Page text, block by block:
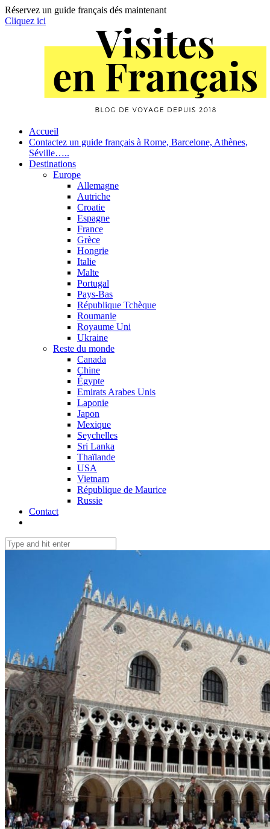
Réservez un guide français dés maintenant
Cliquez ici
Primary
Navigation
Accueil
Contactez un guide français à Rome, Barcelone, Athènes,
Séville…..
Destinations
Europe
Allemagne
Autriche
Croatie
Espagne
France
Grèce
Hongrie
Italie
Malte
Portugal
Pays-Bas
République Tchèque
Roumanie
Royaume Uni
Ukraine
Reste du monde
Canada
Chine
Égypte
Emirats Arabes Unis
Laponie
Japon
Mexique
Seychelles
Sri Lanka
Thaïlande
USA
Vietnam
République de Maurice
Russie
Contact